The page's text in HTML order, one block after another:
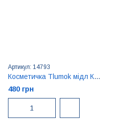
Артикул: 14793
Косметичка Tlumok мідл Капучино
480 грн